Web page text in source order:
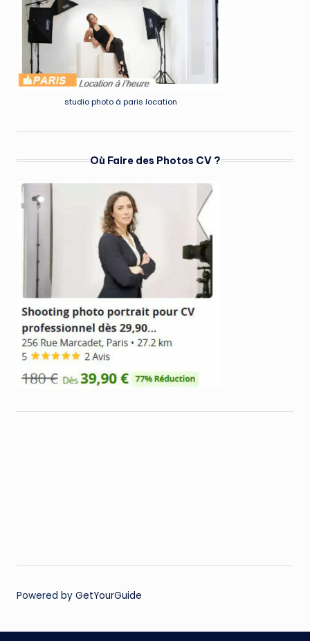
studio photo à paris location
Où Faire des Photos CV ?
Powered by GetYourGuide